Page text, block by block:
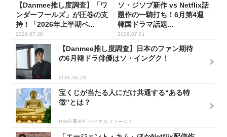
【Danmee推し度調査】「ワ
ンダーフールズ」が圧巻の支
持！「2026年上半期ベ...
2026.07.30
ソ・ジソブ新作 vs Netflix話
題作の一騎打ち！6月第4週
韓国ドラマ話題...
2026.07.01
【Danmee推し度調査】日本のファン期待
の6月韓ドラ俳優はソ・イングク！
2026.06.23
宝くじが当たる人にだけ共通する“ある特
徴”とは？
PR(合同会社デジタルファーム )